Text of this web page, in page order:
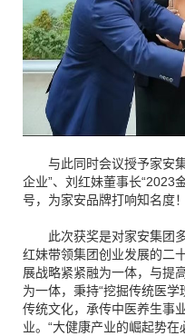
与此同时会议授予家安
企业”、刘红妹董事长“2023
号，为家安品牌打响知名度！
此次获奖是对家安集团
红妹带领集团创业发展的二
展战略紧紧融为一体，与提
为一体，秉持“挖掘传统医
传统文化，承传中医养生事
业。“大健康产业的崛起势